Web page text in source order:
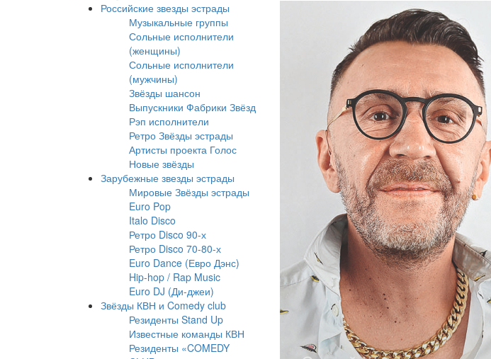
Российские звезды эстрады
Музыкальные группы
Сольные исполнители
(женщины)
Сольные исполнители
(мужчины)
Звёзды шансон
Выпускники Фабрики Звёзд
Рэп исполнители
Ретро Звёзды эстрады
Артисты проекта Голос
Новые звёзды
Зарубежные звезды эстрады
Мировые Звёзды эстрады
Euro Pop
Italo Disco
Ретро Disco 90-х
Ретро Disco 70-80-х
Euro Dance (Евро Дэнс)
Hip-hop / Rap Music
Euro DJ (Ди-джеи)
Звёзды КВН и Comedy club
Резиденты Stand Up
Известные команды КВН
Резиденты «COMEDY